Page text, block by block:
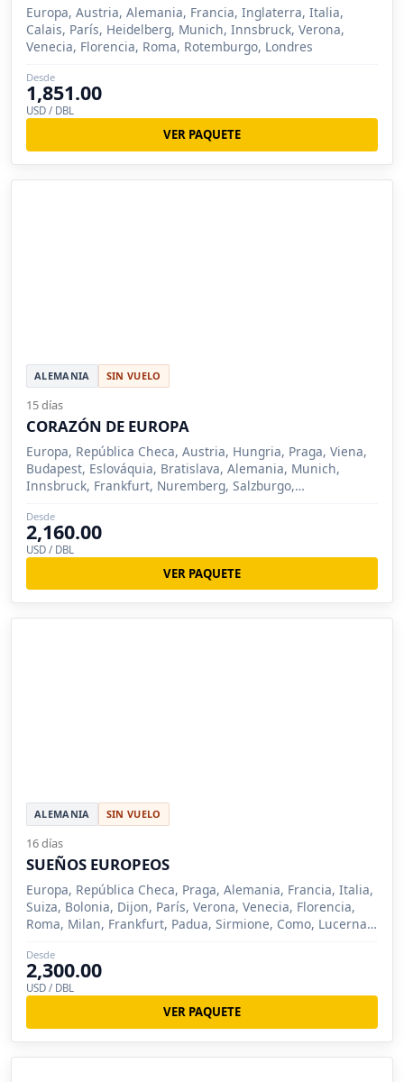
Europa, Austria, Alemania, Francia, Inglaterra, Italia,
Calais, París, Heidelberg, Munich, Innsbruck, Verona,
Venecia, Florencia, Roma, Rotemburgo, Londres
Desde
1,851.00
USD / DBL
VER PAQUETE
ALEMANIA SIN VUELO
15 días
CORAZÓN DE EUROPA
Europa, República Checa, Austria, Hungria, Praga, Viena,
Budapest, Eslováquia, Bratislava, Alemania, Munich,
Innsbruck, Frankfurt, Nuremberg, Salzburgo,
Desde
2,160.00
USD / DBL
VER PAQUETE
ALEMANIA SIN VUELO
16 días
SUEÑOS EUROPEOS
Europa, República Checa, Praga, Alemania, Francia, Italia,
Suiza, Bolonia, Dijon, París, Verona, Venecia, Florencia,
Roma, Milan, Frankfurt, Padua, Sirmione, Como, Lucerna,
Desde
2,300.00
USD / DBL
VER PAQUETE